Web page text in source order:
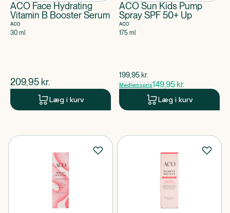
ACO Face Hydrating
Vitamin B Booster Serum
ACO
30 ml
$nuværende pris
209,95 kr.
Læg i kurv
ACO Sun Kids Pump
Spray SPF 50+ Up
ACO
175 ml
$gammel pris
199,95 kr.
Medlemspris149,95 kr.
Læg i kurv